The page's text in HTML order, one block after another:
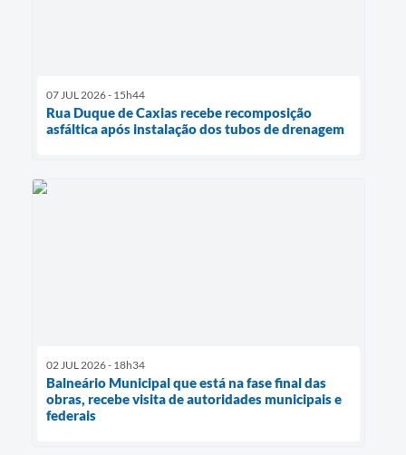
07 JUL 2026 - 15h44
Rua Duque de Caxias recebe recomposição
asfáltica após instalação dos tubos de drenagem
02 JUL 2026 - 18h34
Balneário Municipal que está na fase final das
obras, recebe visita de autoridades municipais e
federais